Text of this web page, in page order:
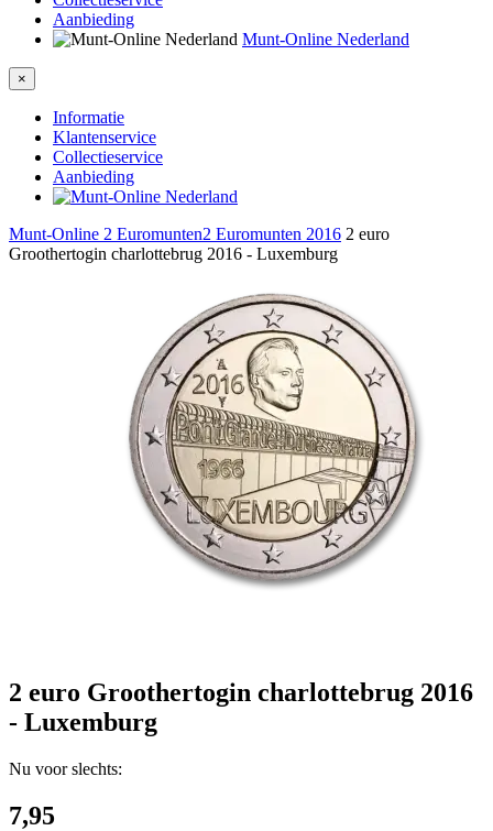
Aanbieding
Munt-Online Nederland
×
Informatie
Klantenservice
Collectieservice
Aanbieding
Munt-Online 2 Euromunten2 Euromunten 2016 2 euro
Groothertogin charlottebrug 2016 - Luxemburg
2 euro Groothertogin charlottebrug 2016
- Luxemburg
Nu voor slechts:
7,95